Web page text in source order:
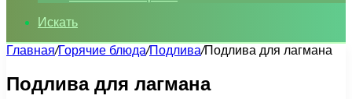
Искать
Главная/Горячие блюда/Подлива/Подлива для лагмана
Подлива для лагмана